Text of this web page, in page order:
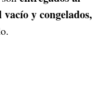
y congelados,